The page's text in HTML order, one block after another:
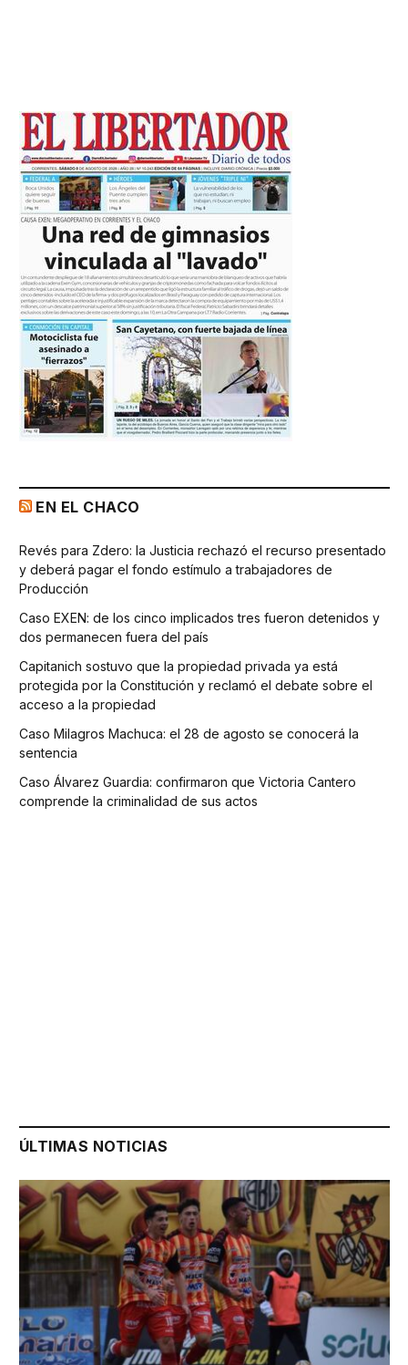
EN EL CHACO
Revés para Zdero: la Justicia rechazó el recurso presentado
y deberá pagar el fondo estímulo a trabajadores de
Producción
Caso EXEN: de los cinco implicados tres fueron detenidos y
dos permanecen fuera del país
Capitanich sostuvo que la propiedad privada ya está
protegida por la Constitución y reclamó el debate sobre el
acceso a la propiedad
Caso Milagros Machuca: el 28 de agosto se conocerá la
sentencia
Caso Álvarez Guardia: confirmaron que Victoria Cantero
comprende la criminalidad de sus actos
ÚLTIMAS NOTICIAS